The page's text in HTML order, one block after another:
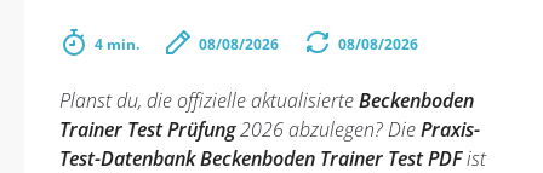
4 min. 08/08/2026 08/08/2026
Planst du, die offizielle aktualisierteBeckenboden
Trainer Test Prüfung2026 abzulegen? DiePraxis-
Test-Datenbank Beckenboden Trainer Test PDFist